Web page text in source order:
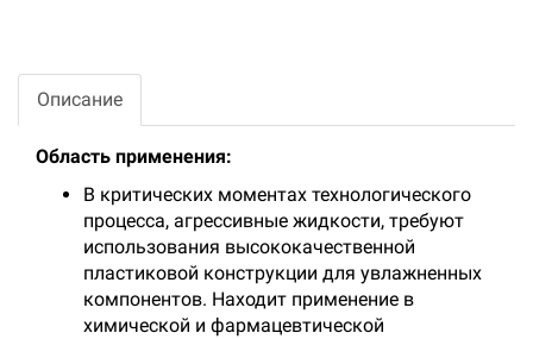
Описание
Область применения:
В критических моментах технологического
процесса, агрессивные жидкости, требуют
использования высококачественной
пластиковой конструкции для увлажненных
компонентов. Находит применение в
химической и фармацевтической